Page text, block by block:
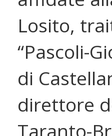
Losito,
“Pascoli-
di
direttore
Taranto-